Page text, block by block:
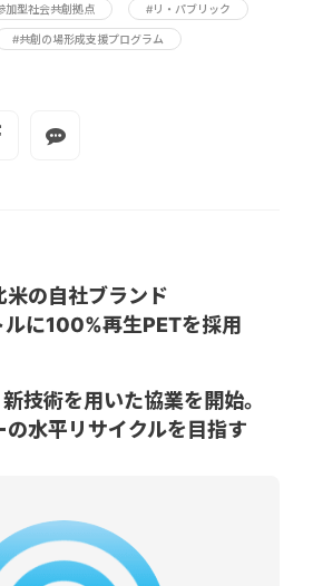
加型社会共創拠点 #リ・パブリック
#共創の場形成支援プログラム
米の自社ブランド
ルに100%再生PETを採用
技術を用いた協業を開始。
の水平リサイクルを目指す